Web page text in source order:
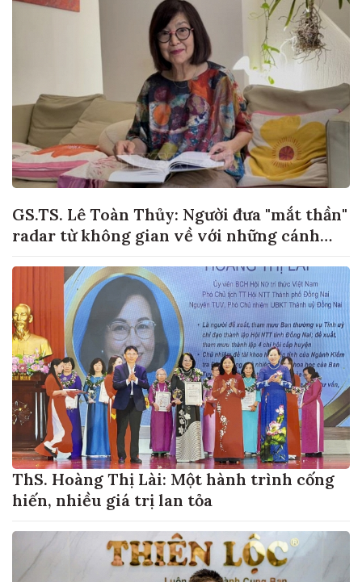
GS.TS. Lê Toàn Thủy: Người đưa "mắt thần"
radar từ không gian về với những cánh
ThS. Hoàng Thị Lài: Một hành trình cống
hiến, nhiều giá trị lan tỏa